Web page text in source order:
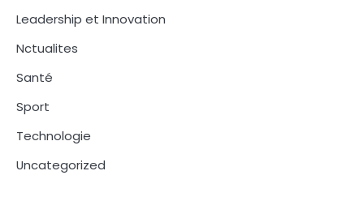
Leadership et Innovation
Nctualites
Santé
Sport
Technologie
Uncategorized